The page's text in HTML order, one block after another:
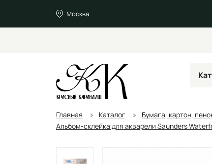
Москва
Главная Каталог Бумага, картон,
Альбом-склейка для акварели Saunders